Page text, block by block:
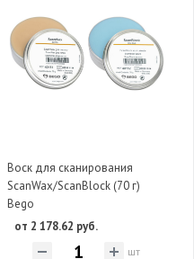
Воск для сканирования
ScanWax/ScanBlock (70 г)
Bego
от 2 178.62 руб.
шт